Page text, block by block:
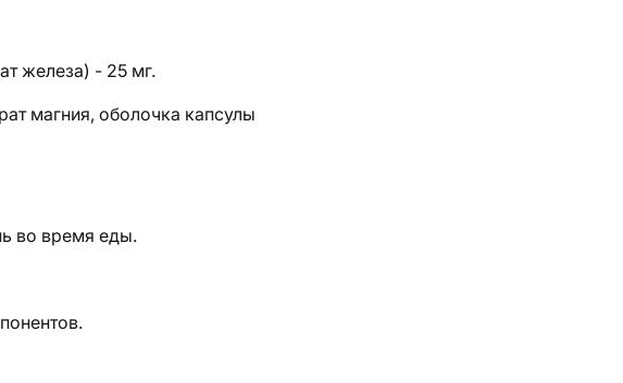
железа) - 25 мг.
магния, оболочка капсулы
во время еды.